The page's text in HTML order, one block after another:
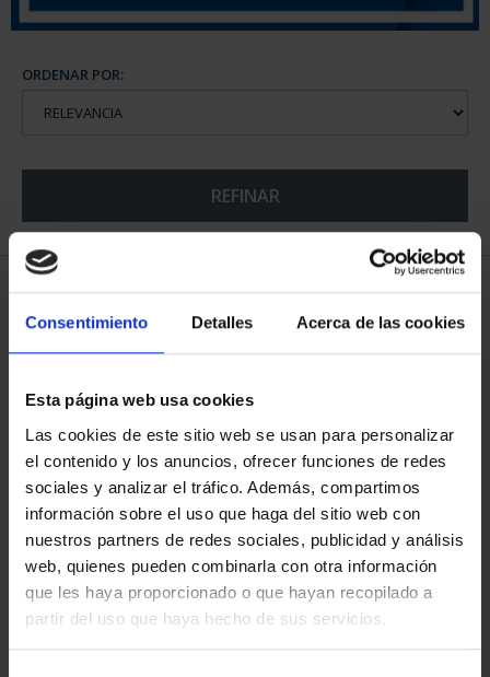
Consentimiento Detalles Acerca de las cookies
Esta página web usa cookies
Las cookies de este sitio web se usan para personalizar
el contenido y los anuncios, ofrecer funciones de redes
sociales y analizar el tráfico. Además, compartimos
información sobre el uso que haga del sitio web con
nuestros partners de redes sociales, publicidad y análisis
web, quienes pueden combinarla con otra información
que les haya proporcionado o que hayan recopilado a
partir del uso que haya hecho de sus servicios.
ORDENAR POR:
REFINAR
5 Productos encontrados
SUSCRIPCIÓN
CAPITALES DE
PROVINCIA 1
949,00 €
SUSCRIPCIÓN
CAPITALES DE
PROVINCIA 2
949,00 €